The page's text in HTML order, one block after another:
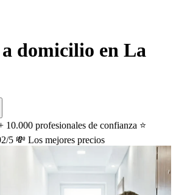
domicilio en La
10.000 profesionales de confianza ⭐️
5 💸 Los mejores precios